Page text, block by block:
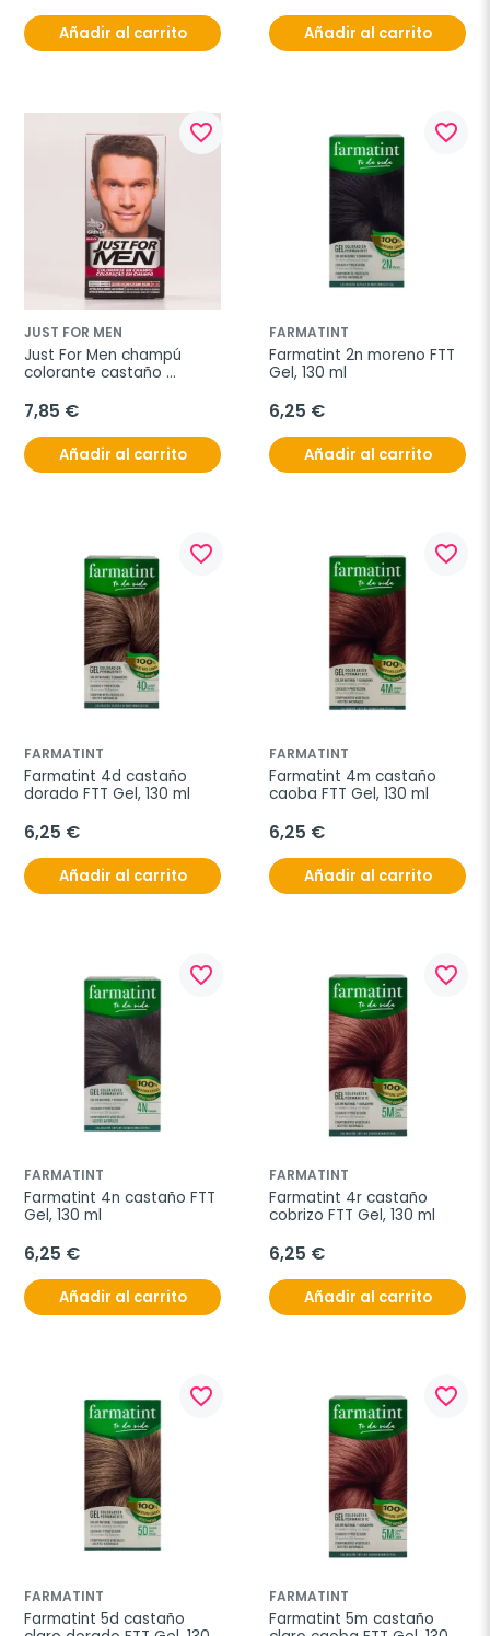
Añadir al carrito Añadir al carrito
favorite_border
JUST FOR MEN
Just For Men champú
colorante castaño
7,85 €
Añadir al carrito
favorite_border
FARMATINT
Farmatint 2n moreno FTT
Gel, 130 ml
6,25 €
Añadir al carrito
favorite_border
FARMATINT
Farmatint 4d castaño
dorado FTT Gel, 130 ml
6,25 €
Añadir al carrito
favorite_border
FARMATINT
Farmatint 4m castaño
caoba FTT Gel, 130 ml
6,25 €
Añadir al carrito
favorite_border
FARMATINT
Farmatint 4n castaño FTT
Gel, 130 ml
6,25 €
Añadir al carrito
favorite_border
FARMATINT
Farmatint 4r castaño
cobrizo FTT Gel, 130 ml
6,25 €
Añadir al carrito
favorite_border
FARMATINT
Farmatint 5d castaño
favorite_border
FARMATINT
Farmatint 5m castaño